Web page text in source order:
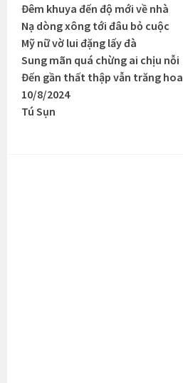
Đêm khuya đến độ mới về nhà
Nạ dòng xông tới đâu bỏ cuộc
Mỹ nữ vờ lui đặng lấy đà
Sung mãn quá chừng ai chịu nỗi
Đến gần thất thập vẫn trăng hoa
10/8/2024
Tú Sụn